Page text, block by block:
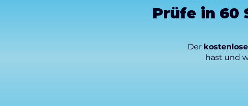
Prüfe in 60
Der
hast und